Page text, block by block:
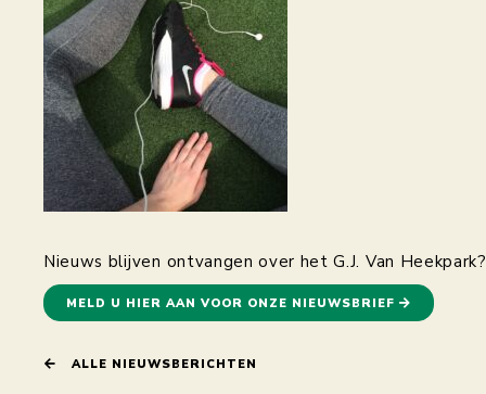
Nieuws blijven ontvangen over het G.J. Van Heekpark?
MELD U HIER AAN VOOR ONZE NIEUWSBRIEF
ALLE NIEUWSBERICHTEN